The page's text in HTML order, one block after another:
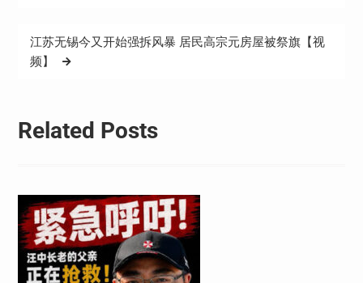
航江苏无锡今又开始强拆风暴 居民高宗元房屋被祭旗【视
频】
Related Posts